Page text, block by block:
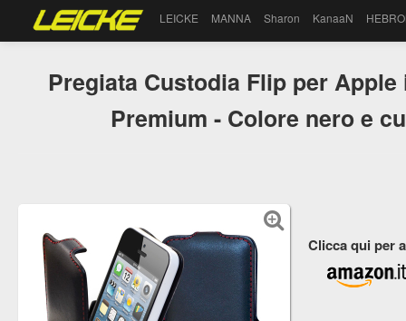
LEICKE MANNA Sharon KanaaN
Pregiata Custodia Flip per
Premium - Colore nero e
Clicca qui per